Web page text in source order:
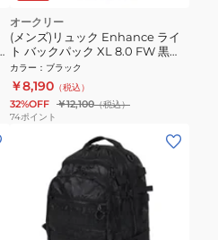
オークリー
(メンズ)リュック Enhance ライ
ト バックパック XL 8.0 FW 黒
40L FOS901841-081 40L デイバ
ッグ 大容量 撥水 通勤 通学
カラー ： ブラック
￥8,190 （税込）
32%OFF ￥12,100（税込）
74ポイント